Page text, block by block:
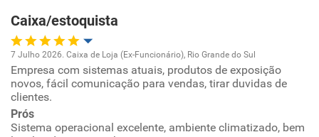
Caixa/estoquista
Oportunidade de promoção
7 Julho 2026. Caixa de Loja (Ex-Funcionário), Rio Grande do Sul
Empresa com sistemas atuais, produtos de exposição
novos, fácil comunicação para vendas, tirar duvidas de
clientes.
Prós
Sistema operacional excelente, ambiente climatizado, bem